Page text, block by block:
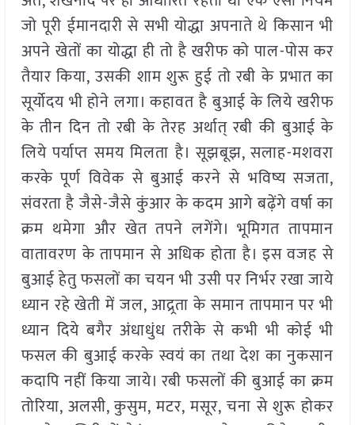
जो पूरी ईमानदारी से सभी योद्धा अपनाते थे किसान भी
अपने खेतों का योद्धा ही तो है खरीफ को पाल-पोस कर
तैयार किया, उसकी शाम शुरू हुई तो रबी के प्रभात का
सूर्योदय भी होने लगा। कहावत है बुआई के लिये खरीफ
के तीन दिन तो रबी के तेरह अर्थात् रबी की बुआई के
लिये पर्याप्त समय मिलता है। सूझबूझ, सलाह-मशवरा
करके पूर्ण विवेक से बुआई करने से भविष्य सजता,
संवरता है जैसे-जैसे कुंआर के कदम आगे बढ़ेंगे वर्षा का
क्रम थमेगा और खेत तपने लगेंगे। भूमिगत तापमान
वातावरण के तापमान से अधिक होता है। इस वजह से
बुआई हेतु फसलों का चयन भी उसी पर निर्भर रखा जाये
ध्यान रहे खेती में जल, आद्र्रता के समान तापमान पर भी
ध्यान दिये बगैर अंधाधुंध तरीके से कभी भी कोई भी
फसल की बुआई करके स्वयं का तथा देश का नुकसान
कदापि नहीं किया जाये। रबी फसलों की बुआई का क्रम
तोरिया, अलसी, कुसुम, मटर, मसूर, चना से शुरू होकर